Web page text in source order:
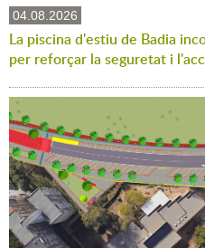
04.08.2026
La piscina d'estiu de Badia
per reforçar la seguretat i